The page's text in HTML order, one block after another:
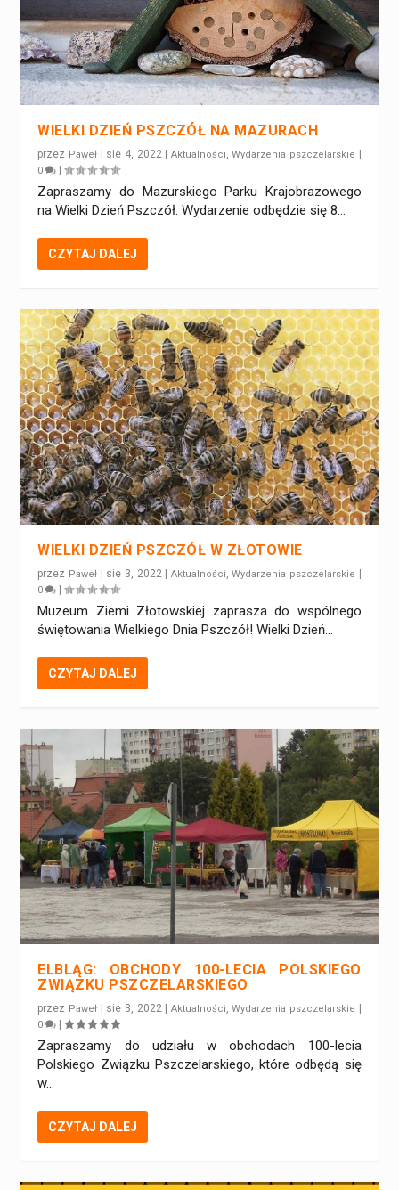
WIELKI DZIEŃ PSZCZÓŁ NA MAZURACH
przez Paweł sie 4, 2022| Aktualności,Wydarzenia pszczelarskie
0 |
Zapraszamy do Mazurskiego Parku Krajobrazowego
na Wielki Dzień Pszczół. Wydarzenie odbędzie się 8...
CZYTAJ DALEJ
WIELKI DZIEŃ PSZCZÓŁ W ZŁOTOWIE
przez Paweł sie 3, 2022| Aktualności,Wydarzenia pszczelarskie
0 |
Muzeum Ziemi Złotowskiej zaprasza do wspólnego
świętowania Wielkiego Dnia Pszczół! Wielki Dzień...
CZYTAJ DALEJ
ELBLĄG: OBCHODY 100-LECIA POLSKIEGO
ZWIĄZKU PSZCZELARSKIEGO
przez Paweł sie 3, 2022| Aktualności,Wydarzenia pszczelarskie
0 |
Zapraszamy do udziału w obchodach 100-lecia
Polskiego Związku Pszczelarskiego, które odbędą się
w...
CZYTAJ DALEJ